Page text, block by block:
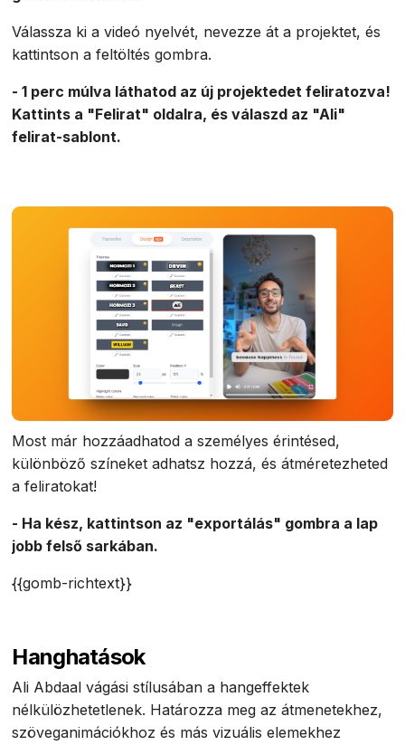
Válassza ki a videó nyelvét, nevezze át a projektet, és
kattintson a feltöltés gombra.
- 1 perc múlva láthatod az új projektedet feliratozva!
Kattints a "Felirat" oldalra, és válaszd az "Ali"
felirat-sablont.
Most már hozzáadhatod a személyes érintésed,
különböző színeket adhatsz hozzá, és átméretezheted
a feliratokat!
- Ha kész, kattintson az "exportálás" gombra a lap
jobb felső sarkában.
{{gomb-richtext}}
Hanghatások
Ali Abdaal vágási stílusában a hangeffektek
nélkülözhetetlenek. Határozza meg az átmenetekhez,
szöveganimációkhoz és más vizuális elemekhez